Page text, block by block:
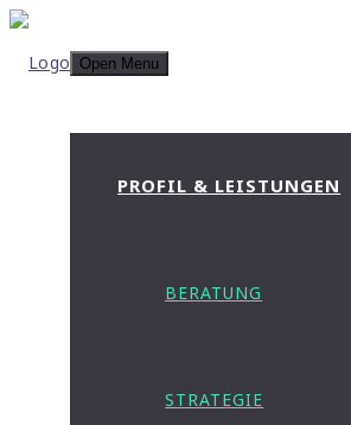
Open Menu
PROFIL & LEISTUNGEN
BERATUNG
STRATEGIE